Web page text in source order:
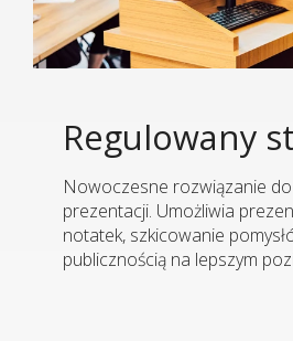
Regulowany
Nowoczesne rozwiązanie
prezentacji. Umożliwia
notatek, szkicowanie
publicznością na lepszym